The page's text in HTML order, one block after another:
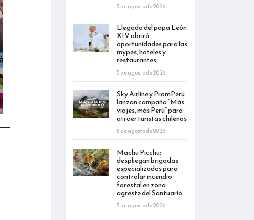
5 de agosto de 2026
Llegada del papa León
XIV abrirá
oportunidades para las
mypes, hoteles y
restaurantes
5 de agosto de 2026
Sky Airline y PromPerú
lanzan campaña “Más
viajes, más Perú” para
atraer turistas chilenos
5 de agosto de 2026
Machu Picchu:
despliegan brigadas
especializadas para
controlar incendio
forestal en zona
agreste del Santuario
5 de agosto de 2026